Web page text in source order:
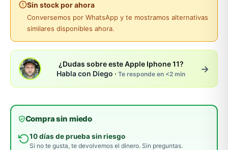
Sin stock por ahora
Conversemos por WhatsApp y te mostramos alternativas
similares disponibles ahora.
¿Dudas sobre este Apple Iphone 11?
Habla con Diego · Te responde en <2 min →
Compra sin miedo
10 días de prueba sin riesgo
Si no te gusta, te devolvemos el dinero. Sin preguntas.